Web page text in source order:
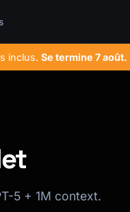
inclus. Se termine 7 août.
5 + 1M context.